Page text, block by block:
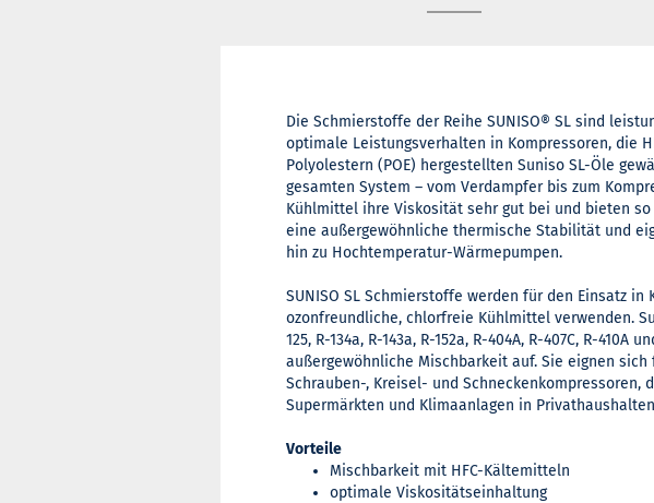
Die Schmierstoffe der Reihe SUNISO® SL sind
optimale Leistungsverhalten in Kompressoren, die
Polyolestern (POE) hergestellten Suniso SL-Öle
gesamten System – vom Verdampfer bis zum
Kühlmittel ihre Viskosität sehr gut bei und bieten
eine außergewöhnliche thermische Stabilität und
hin zu Hochtemperatur-Wärmepumpen.
SUNISO SL Schmierstoffe werden für den Einsatz
ozonfreundliche, chlorfreie Kühlmittel verwenden.
125, R-134a, R-143a, R-152a, R-404A, R-407C, R-
außergewöhnliche Mischbarkeit auf. Sie eignen
Schrauben-, Kreisel- und Schneckenkompressoren,
Supermärkten und Klimaanlagen in
Vorteile
Mischbarkeit mit HFC-Kältemitteln
optimale Viskositätseinhaltung